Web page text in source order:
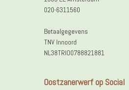
020-6311560
Betaalgegevens
TNV Innoord
NL38TRIO0788821881
Oostzanerwerf op Social